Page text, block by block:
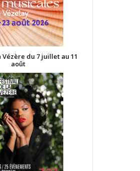
Vézère du 7 juillet au 11
août